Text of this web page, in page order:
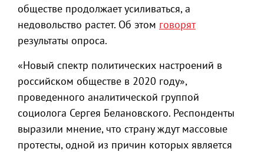
обществе продолжает усиливаться, а
недовольство растет. Об этом говорят
результаты опроса.
«Новый спектр политических настроений в
российском обществе в 2020 году»,
проведенного аналитической группой
социолога Сергея Белановского. Респонденты
выразили мнение, что страну ждут массовые
протесты, одной из причин которых является